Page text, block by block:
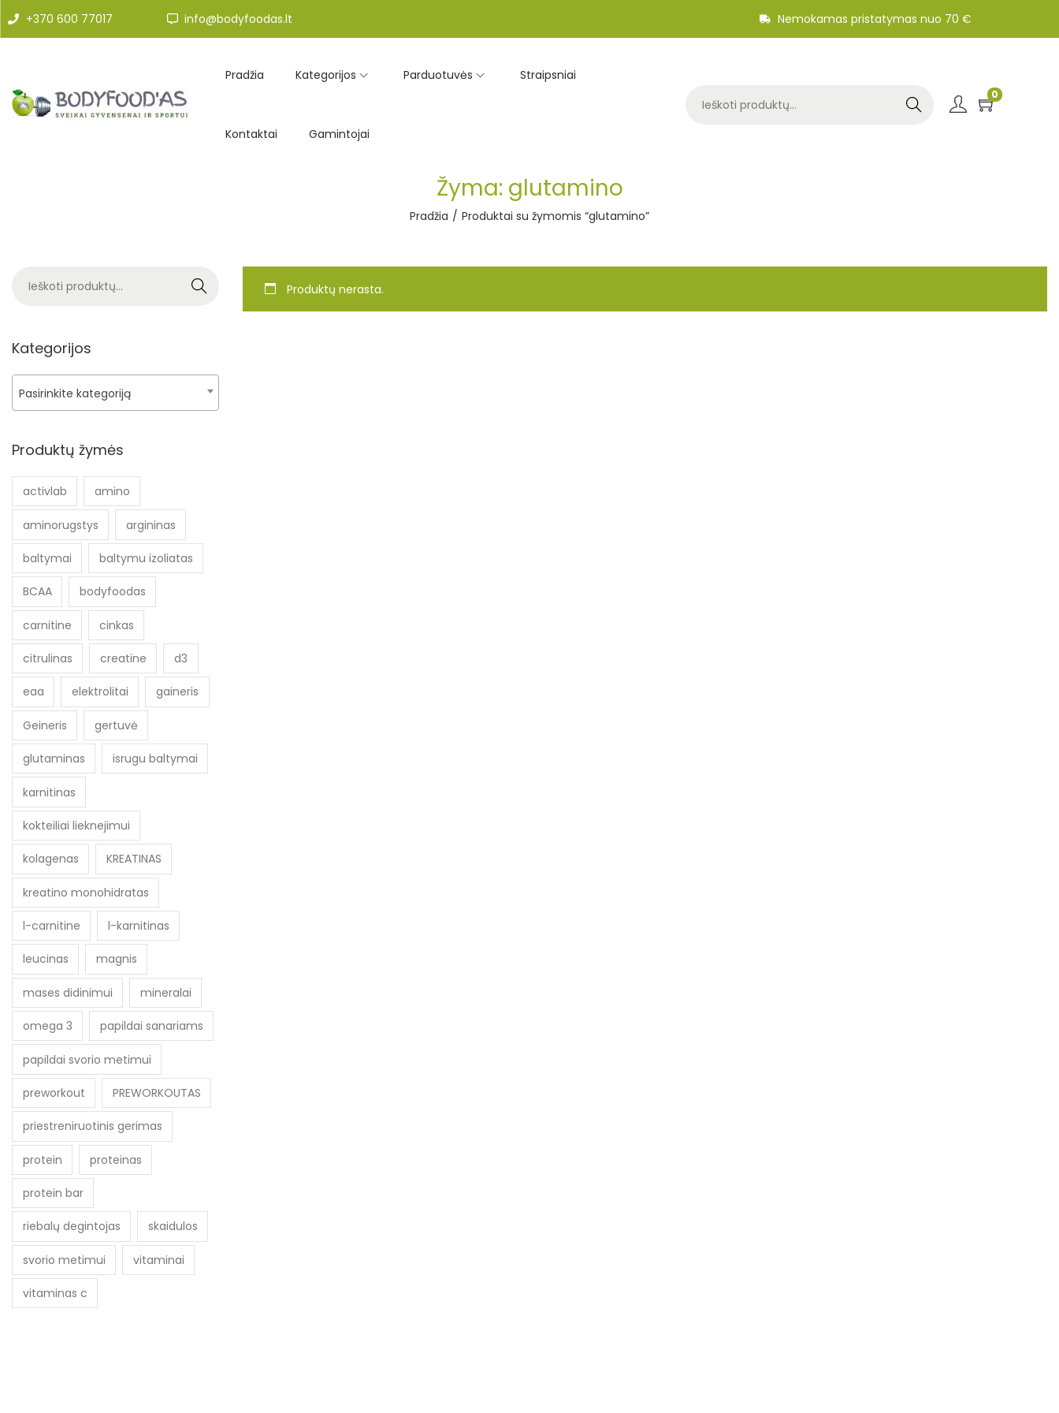
+370 600 77017 info@bodyfoodas.lt Nemokamas pristatymas nuo 70 €
Pradžia Kategorijos Parduotuvės Straipsniai
Kontaktai Gamintojai
Search
0
Žyma: glutamino
Pradžia / Produktai su žymomis “glutamino”
Produktų nerasta.
Search
Kategorijos
Pasirinkite kategoriją
Produktų žymės
activlab amino
aminorugstys argininas
baltymai baltymu izoliatas
BCAA bodyfoodas
carnitine cinkas
citrulinas creatine d3
eaa elektrolitai gaineris
Geineris gertuvė
glutaminas isrugu baltymai
karnitinas
kokteiliai lieknejimui
kolagenas KREATINAS
kreatino monohidratas
l-carnitine l-karnitinas
leucinas magnis
mases didinimui mineralai
omega 3 papildai sanariams
papildai svorio metimui
preworkout PREWORKOUTAS
priestreniruotinis gerimas
protein proteinas
protein bar
riebalų degintojas skaidulos
svorio metimui vitaminai
vitaminas c